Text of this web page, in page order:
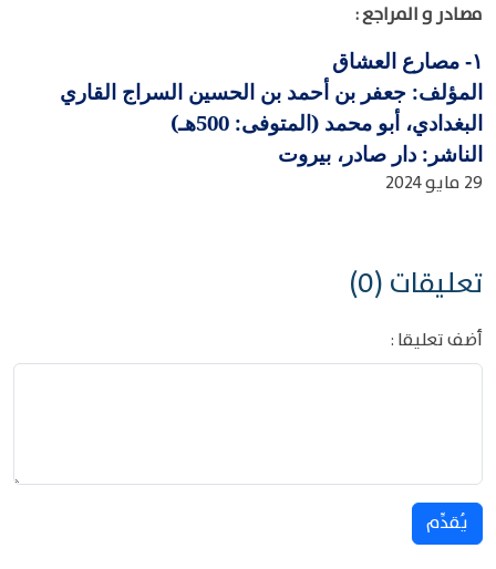
مصادر و المراجع :
١-
مصارع العشاق
المؤلف: جعفر بن أحمد بن الحسين السراج القاري
البغدادي، أبو محمد (المتوفى: 500هـ)
الناشر: دار صادر، بيروت
29 مايو 2024
تعليقات (0)
أضف تعليقا :
يُقدِّم